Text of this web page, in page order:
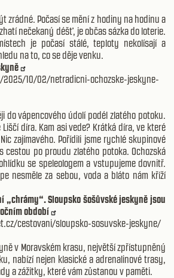
zrádné. Počasí se mění z hodiny na hodinu a
nečekaný déšť, je občas sázka do loterie.
je počasí stálé, teploty nekolísají a
na to, co se děje venku.
10/02/netradicni-ochozske-jeskyne-
do vápencového údolí podél zlatého potoku.
díra. Kam asi vede? Krátká díra, ve které
zajímavého. Pořídili jsme rychlé skupinové
cestou po proudu zlatého potoka. Ochozská
se speleologem a vstupujeme dovnitř.
nesměle za sebou, voda a bláto nám kříží
„chrámy“. Sloupsko šošůvské jeskyně jsou
období
cestovani/sloupsko-sosuvske-jeskyne/
v Moravském krasu, největší zpřístupněný
nabízí nejen klasické a adrenalinové trasy,
a zážitky, které vám zůstanou v paměti.